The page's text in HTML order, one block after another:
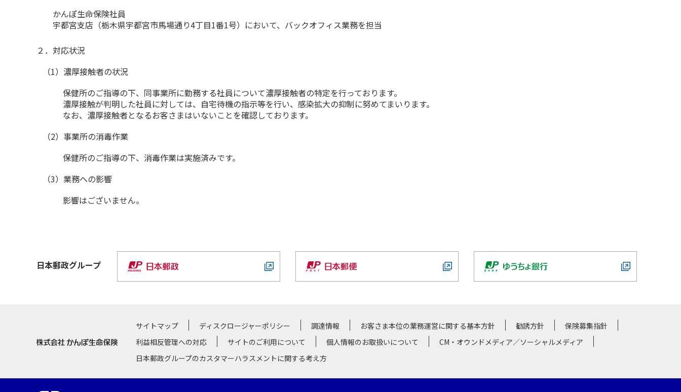
かんぽ生命保険社員
宇都宮支店（栃木県宇都宮市馬場通り4丁目1番1号）において、バックオフィス業務を担当
２．対応状況
（1）濃厚接触者の状況
保健所のご指導の下、同事業所に勤務する社員について濃厚接触者の特定を行っております。
濃厚接触が判明した社員に対しては、自宅待機の指示等を行い、感染拡大の抑制に努めてまいります。
なお、濃厚接触者となるお客さまはいないことを確認しております。
（2）事業所の消毒作業
保健所のご指導の下、消毒作業は実施済みです。
（3）業務への影響
影響はございません。
日本郵政グループ
サイトマップ ディスクロージャーポリシー 調達情報 お客さま本位の業務運営に関する基本方針 勧誘方針
保険募集指針
利益相反管理への対応
サイトのご利用について 個人情報のお取扱いについて
CM・オウンドメディア／ソーシャルメディア
日本郵政グループのカスタマーハラスメントに関する考え方